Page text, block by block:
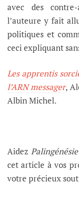
avec des
l’auteure y fait
politiques et
ceci expliquant
Les apprentis
l’ARN messager,
Albin Michel.
Aidez Palingénésie
cet article à vos
votre précieux